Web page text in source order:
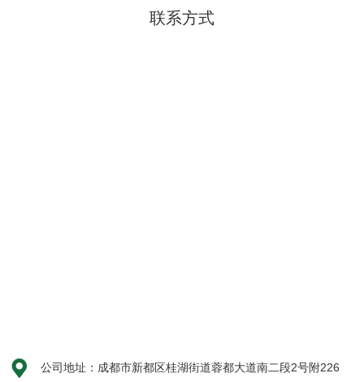
联系方式

公司地址：成都市新都区桂湖街道蓉都大道南二段2号附226